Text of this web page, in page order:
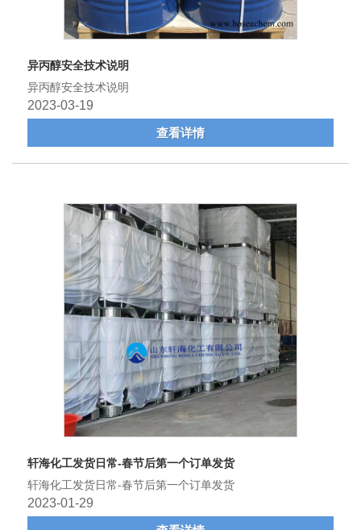
异丙醇安全技术说明
异丙醇安全技术说明
2023-03-19
查看详情
轩海化工发货日常-春节后第一个订单发货
轩海化工发货日常-春节后第一个订单发货
2023-01-29